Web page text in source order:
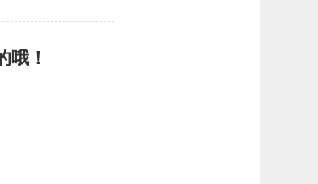
哦！